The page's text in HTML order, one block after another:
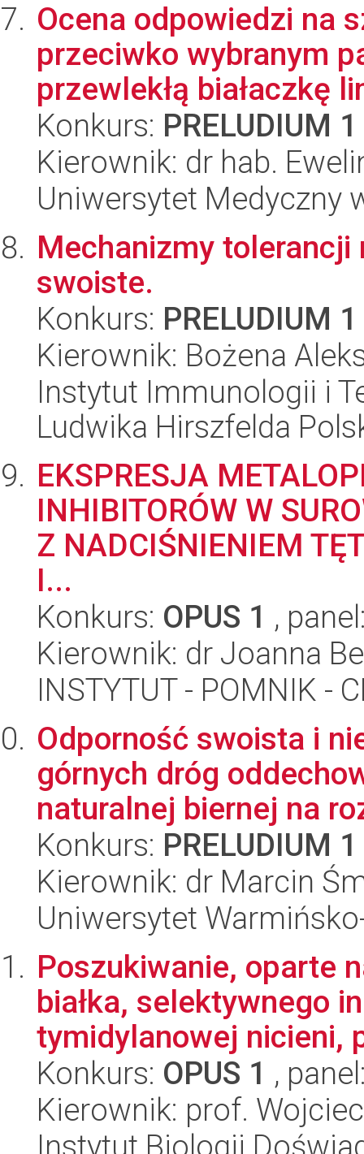
Ocena odpowiedzi na
przeciwko wybranym
przewlekłą białaczkę
Konkurs: PRELUDIUM 1
Kierownik: dr hab.
Uniwersytet Medyczny
Mechanizmy
swoiste.
Konkurs: PRELUDIUM 1
Kierownik: Bożena
Instytut Immunologii i
Ludwika Hirszfelda
EKSPRESJA
INHIBITORÓW W
Z NADCIŚNIENIEM
I...
Konkurs: OPUS 1 ,
Kierownik: dr Joanna
INSTYTUT - POMNIK -
Odporność swoista i
górnych dróg
naturalnej biernej na
Konkurs: PRELUDIUM 1
Kierownik: dr Marcin
Uniwersytet
Poszukiwanie, oparte
białka, selektywnego
tymidylanowej nicieni,
Konkurs: OPUS 1 ,
Kierownik: prof.
Instytut Biologii